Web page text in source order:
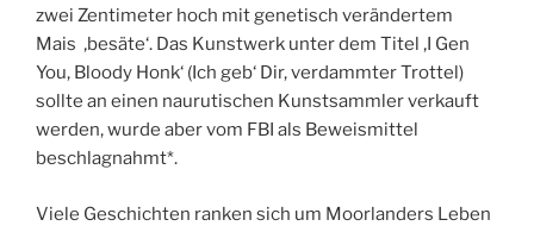
zwei Zentimeter hoch mit genetisch verändertem
Mais ‚besäte‘. Das Kunstwerk unter dem Titel ‚I Gen
You, Bloody Honk‘ (Ich geb‘ Dir, verdammter Trottel)
sollte an einen naurutischen Kunstsammler verkauft
werden, wurde aber vom FBI als Beweismittel
beschlagnahmt*.
Viele Geschichten ranken sich um Moorlanders Leben